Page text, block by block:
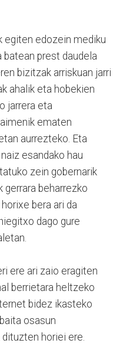
egiten edozein mediku
prest daudela
bizitzak arriskuan jarri
ahalik eta hobekien
jarrera eta
ematen
aurrezteko. Eta
esandako hau
zein gobernarik
gerrara beharrezko
bera ari da
dago gure
ere ari zaio eragiten
berrietara heltzeko
bidez ikasteko
osasun
horiei ere.